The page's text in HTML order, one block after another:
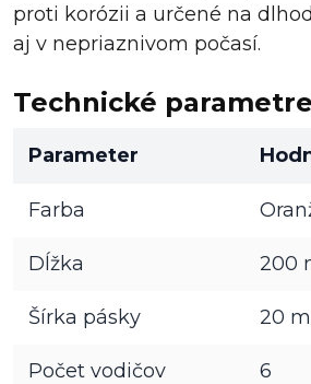
proti korózii a určené na
aj v nepriaznivom počasí.
Technické parametre
Parameter
Farba
Dĺžka 200
Šírka pásky 20
Počet vodičov 6